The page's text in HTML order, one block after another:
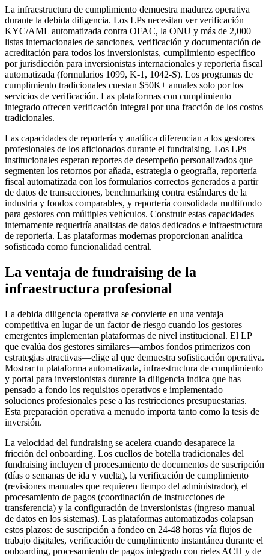
La infraestructura de cumplimiento demuestra madurez operativa
durante la debida diligencia. Los LPs necesitan ver verificación
KYC/AML automatizada contra OFAC, la ONU y más de 2,000
listas internacionales de sanciones, verificación y documentación de
acreditación para todos los inversionistas, cumplimiento específico
por jurisdicción para inversionistas internacionales y reportería fiscal
automatizada (formularios 1099, K-1, 1042-S). Los programas de
cumplimiento tradicionales cuestan $50K+ anuales solo por los
servicios de verificación. Las plataformas con cumplimiento
integrado ofrecen verificación integral por una fracción de los costos
tradicionales.
Las capacidades de reportería y analítica diferencian a los gestores
profesionales de los aficionados durante el fundraising. Los LPs
institucionales esperan reportes de desempeño personalizados que
segmenten los retornos por añada, estrategia o geografía, reportería
fiscal automatizada con los formularios correctos generados a partir
de datos de transacciones, benchmarking contra estándares de la
industria y fondos comparables, y reportería consolidada multifondo
para gestores con múltiples vehículos. Construir estas capacidades
internamente requeriría analistas de datos dedicados e infraestructura
de reportería. Las plataformas modernas proporcionan analítica
sofisticada como funcionalidad central.
La ventaja de fundraising de la
infraestructura profesional
La debida diligencia operativa se convierte en una ventaja
competitiva en lugar de un factor de riesgo cuando los gestores
emergentes implementan plataformas de nivel institucional. El LP
que evalúa dos gestores similares—ambos fondos primerizos con
estrategias atractivas—elige al que demuestra sofisticación operativa.
Mostrar tu plataforma automatizada, infraestructura de cumplimiento
y portal para inversionistas durante la diligencia indica que has
pensado a fondo los requisitos operativos e implementado
soluciones profesionales pese a las restricciones presupuestarias.
Esta preparación operativa a menudo importa tanto como la tesis de
inversión.
La velocidad del fundraising se acelera cuando desaparece la
fricción del onboarding. Los cuellos de botella tradicionales del
fundraising incluyen el procesamiento de documentos de suscripción
(días o semanas de ida y vuelta), la verificación de cumplimiento
(revisiones manuales que requieren tiempo del administrador), el
procesamiento de pagos (coordinación de instrucciones de
transferencia) y la configuración de inversionistas (ingreso manual
de datos en los sistemas). Las plataformas automatizadas colapsan
estos plazos: de suscripción a fondeo en 24-48 horas vía flujos de
trabajo digitales, verificación de cumplimiento instantánea durante el
onboarding, procesamiento de pagos integrado con rieles ACH y de